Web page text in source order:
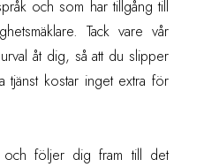
och som har tillgång till
Tack vare vår
åt dig, så att du slipper
tjänst kostar inget extra för
och följer dig fram till det